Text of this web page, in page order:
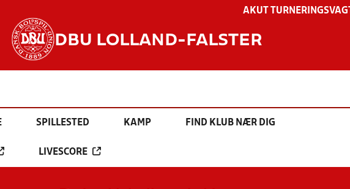
AKUT TURNERINGSVAGT
DBU LOLLAND-FALSTER
SPILLESTED KAMP FIND KLUB NÆR DIG
LIVESCORE